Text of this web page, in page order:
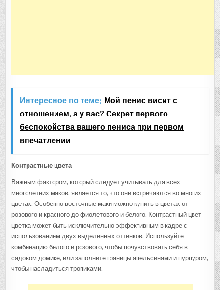
Интересное по теме: Мой пенис висит с
отношением, а у вас? Секрет первого
беспокойства вашего пениса при первом
впечатлении
Контрастные цвета
Важным фактором, который следует учитывать для всех
многолетних маков, является то, что они встречаются во многих
цветах. Особенно восточные маки можно купить в цветах от
розового и красного до фиолетового и белого. Контрастный цвет
цветка может быть исключительно эффективным в кадре с
использованием двух выделенных оттенков. Используйте
комбинацию белого и розового, чтобы почувствовать себя в
садовом домике, или заполните границы апельсинами и пурпуром,
чтобы насладиться тропиками.